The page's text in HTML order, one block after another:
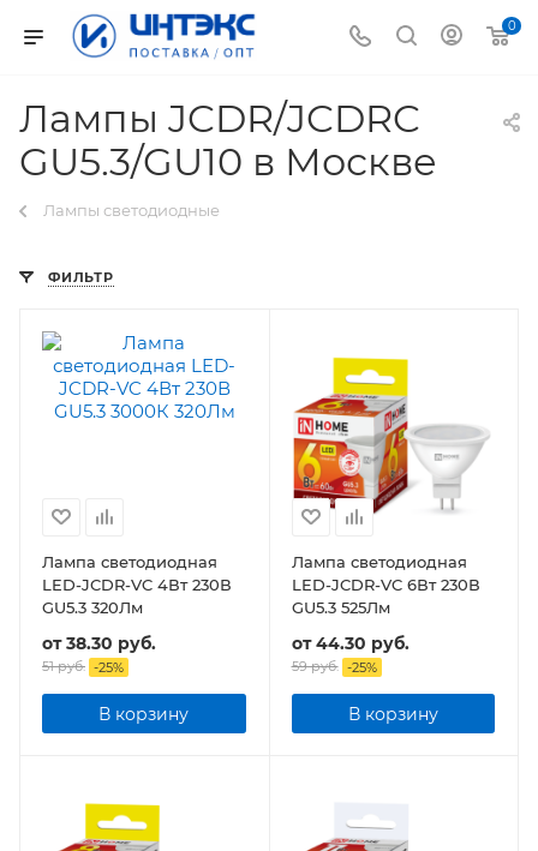
0
Лампы JCDR/JCDRC
GU5.3/GU10 в Москве
Лампы светодиодные
ФИЛЬТР
Лампа светодиодная
LED-JCDR-VC 4Вт 230В
GU5.3 320Лм
от38.30 руб.
51 руб. -25%
В корзину
Лампа светодиодная
LED-JCDR-VC 6Вт 230В
GU5.3 525Лм
от44.30 руб.
59 руб. -25%
В корзину